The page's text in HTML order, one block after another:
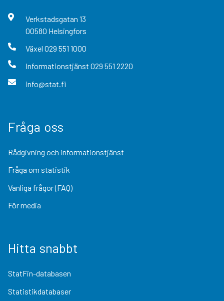
Verkstadsgatan 13
00580 Helsingfors
Växel 029 551 1000
Informationstjänst 029 551 2220
info@stat.fi
Fråga oss
Rådgivning och informationstjänst
Fråga om statistik
Vanliga frågor (FAQ)
För media
Hitta snabbt
StatFin-databasen
Statistikdatabaser